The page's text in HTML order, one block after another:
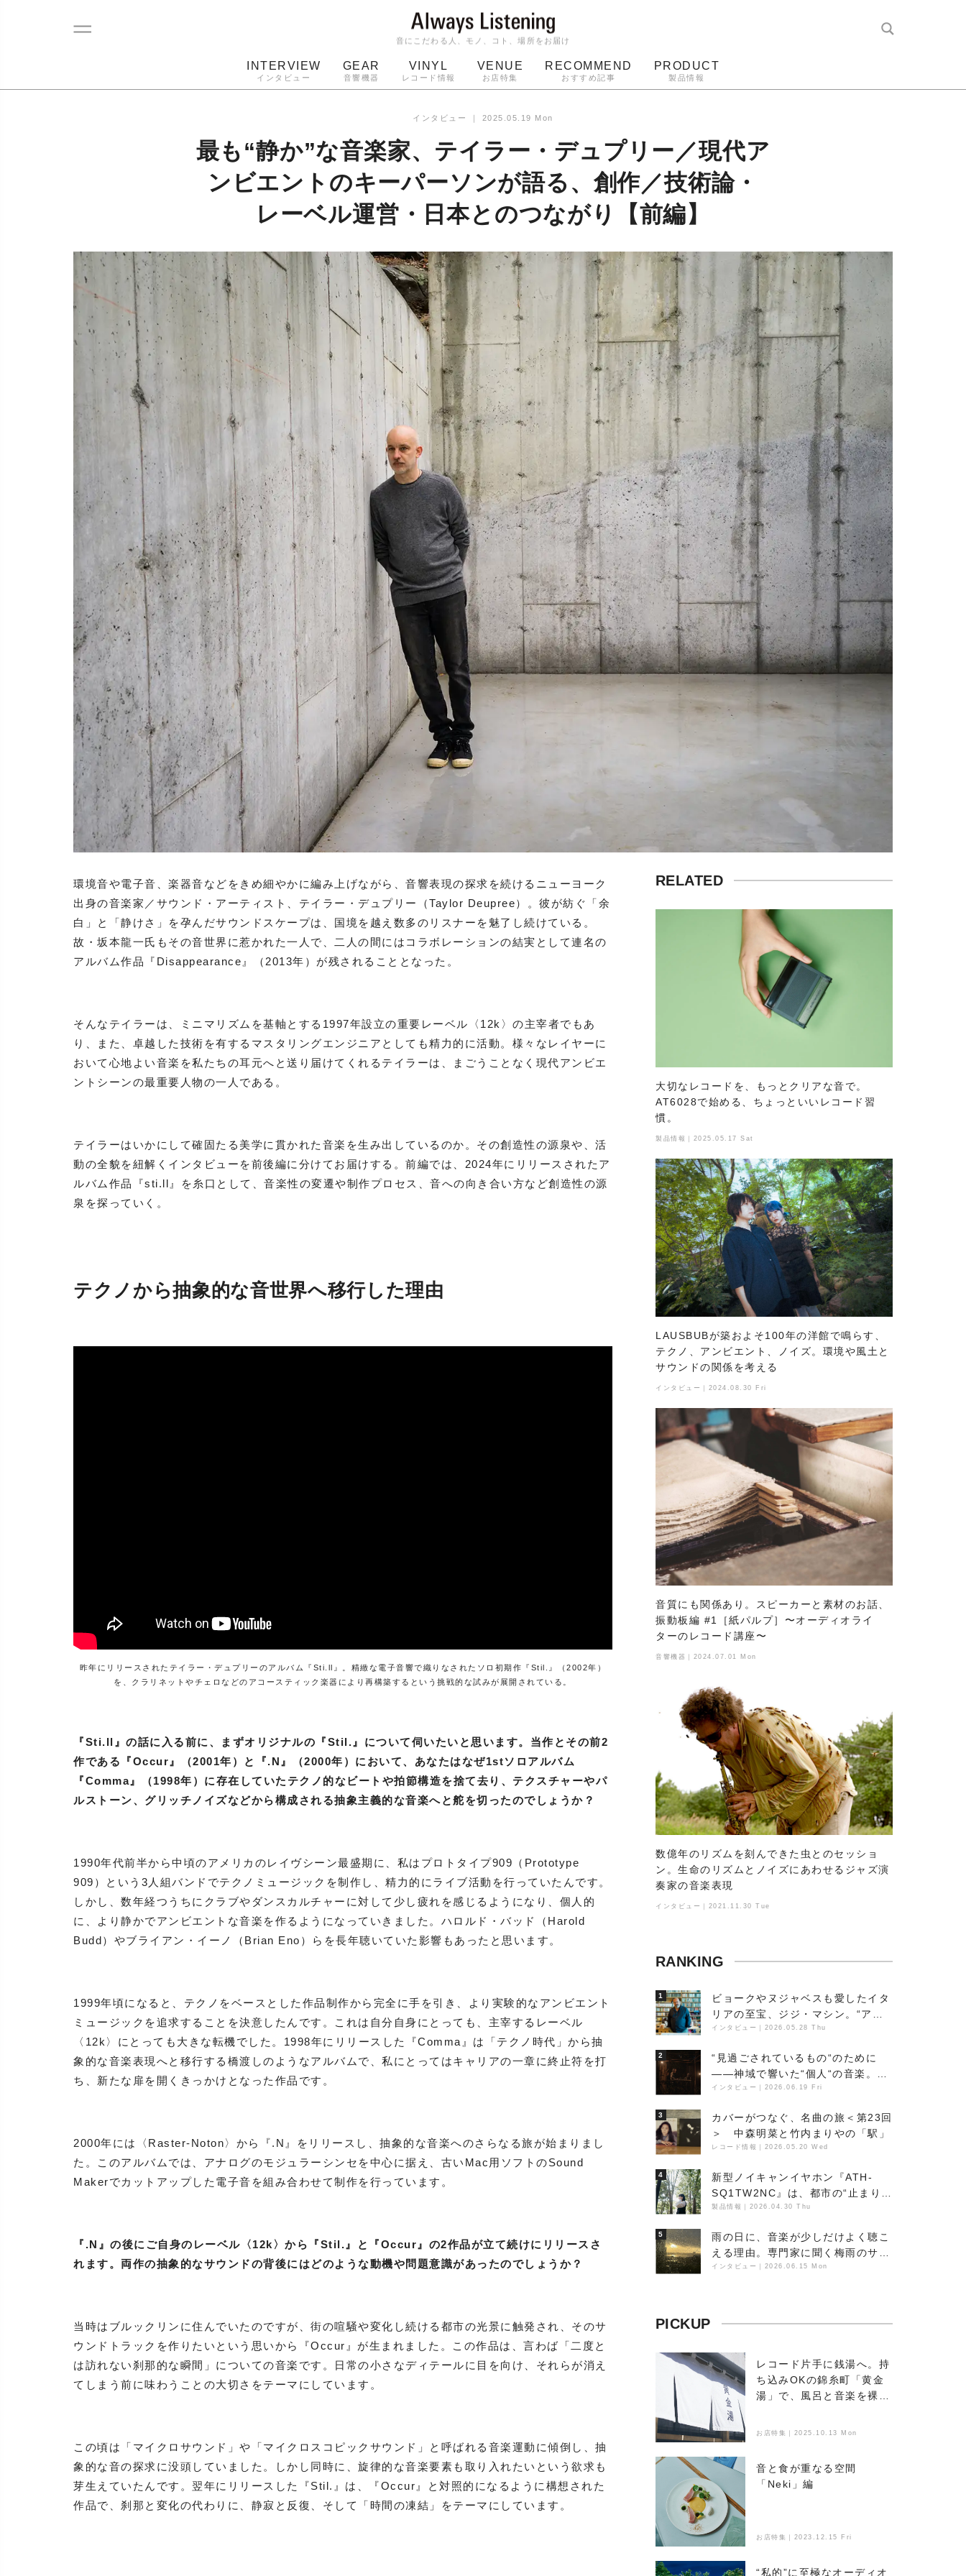
音にこだわる人、モノ、コト、場所をお届け
INTERVIEW
インタビュー
GEAR
音響機器
VINYL
レコード情報
VENUE
お店特集
RECOMMEND
おすすめ記事
PRODUCT
製品情報
ターンテーブル
インタビュー ｜ 2025.05.19 Mon
最も“静か”な音楽家、テイラー・デュプリー／現代ア
ンビエントのキーパーソンが語る、創作／技術論・
レーベル運営・日本とのつながり【前編】
環境音や電子音、楽器音などをきめ細やかに編み上げながら、音響表現の探求を続けるニューヨーク
出身の音楽家／サウンド・アーティスト、テイラー・デュプリー（Taylor Deupree）。彼が紡ぐ「余
白」と「静けさ」を孕んだサウンドスケープは、国境を越え数多のリスナーを魅了し続けている。
故・坂本龍一氏もその音世界に惹かれた一人で、二人の間にはコラボレーションの結実として連名の
アルバム作品『Disappearance』（2013年）が残されることとなった。
そんなテイラーは、ミニマリズムを基軸とする1997年設立の重要レーベル〈12k〉の主宰者でもあ
り、また、卓越した技術を有するマスタリングエンジニアとしても精力的に活動。様々なレイヤーに
おいて心地よい音楽を私たちの耳元へと送り届けてくれるテイラーは、まごうことなく現代アンビエ
ントシーンの最重要人物の一人である。
テイラーはいかにして確固たる美学に貫かれた音楽を生み出しているのか。その創造性の源泉や、活
動の全貌を紐解くインタビューを前後編に分けてお届けする。前編では、2024年にリリースされたア
ルバム作品『sti.ll』を糸口として、音楽性の変遷や制作プロセス、音への向き合い方など創造性の源
泉を探っていく。
テクノから抽象的な音世界へ移行した理由
昨年にリリースされたテイラー・デュプリーのアルバム『Sti.ll』。精緻な電子音響で織りなされたソロ初期作『Stil.』（2002年）
を、クラリネットやチェロなどのアコースティック楽器により再構築するという挑戦的な試みが展開されている。
『Sti.ll』の話に入る前に、まずオリジナルの『Stil.』について伺いたいと思います。当作とその前2
作である『Occur』（2001年）と『.N』（2000年）において、あなたはなぜ1stソロアルバム
『Comma』（1998年）に存在していたテクノ的なビートや拍節構造を捨て去り、テクスチャーやパ
ルストーン、グリッチノイズなどから構成される抽象主義的な音楽へと舵を切ったのでしょうか？
1990年代前半から中頃のアメリカのレイヴシーン最盛期に、私はプロトタイプ909（Prototype
909）という3人組バンドでテクノミュージックを制作し、精力的にライブ活動を行っていたんです。
しかし、数年経つうちにクラブやダンスカルチャーに対して少し疲れを感じるようになり、個人的
に、より静かでアンビエントな音楽を作るようになっていきました。ハロルド・バッド（Harold
Budd）やブライアン・イーノ（Brian Eno）らを長年聴いていた影響もあったと思います。
1999年頃になると、テクノをベースとした作品制作から完全に手を引き、より実験的なアンビエント
ミュージックを追求することを決意したんです。これは自分自身にとっても、主宰するレーベル
〈12k〉にとっても大きな転機でした。1998年にリリースした『Comma』は「テクノ時代」から抽
象的な音楽表現へと移行する橋渡しのようなアルバムで、私にとってはキャリアの一章に終止符を打
ち、新たな扉を開くきっかけとなった作品です。
2000年には〈Raster-Noton〉から『.N』をリリースし、抽象的な音楽へのさらなる旅が始まりまし
た。このアルバムでは、アナログのモジュラーシンセを中心に据え、古いMac用ソフトのSound
Makerでカットアップした電子音を組み合わせて制作を行っています。
『.N』の後にご自身のレーベル〈12k〉から『Stil.』と『Occur』の2作品が立て続けにリリースさ
れます。両作の抽象的なサウンドの背後にはどのような動機や問題意識があったのでしょうか？
当時はブルックリンに住んでいたのですが、街の喧騒や変化し続ける都市の光景に触発され、そのサ
ウンドトラックを作りたいという思いから『Occur』が生まれました。この作品は、言わば「二度と
は訪れない刹那的な瞬間」についての音楽です。日常の小さなディテールに目を向け、それらが消え
てしまう前に味わうことの大切さをテーマにしています。
この頃は「マイクロサウンド」や「マイクロスコピックサウンド」と呼ばれる音楽運動に傾倒し、抽
象的な音の探求に没頭していました。しかし同時に、旋律的な音楽要素も取り入れたいという欲求も
芽生えていたんです。翌年にリリースした『Stil.』は、『Occur』と対照的になるように構想された
作品で、刹那と変化の代わりに、静寂と反復、そして「時間の凍結」をテーマにしています。
RELATED
大切なレコードを、もっとクリアな音で。
AT6028で始める、ちょっといいレコード習
慣。
製品情報｜2025.05.17 Sat
LAUSBUBが築およそ100年の洋館で鳴らす、
テクノ、アンビエント、ノイズ。環境や風土と
サウンドの関係を考える
インタビュー｜2024.08.30 Fri
音質にも関係あり。スピーカーと素材のお話、
振動板編 #1［紙パルプ］〜オーディオライ
ターのレコード講座〜
音響機器｜2024.07.01 Mon
数億年のリズムを刻んできた虫とのセッショ
ン。生命のリズムとノイズにあわせるジャズ演
奏家の音楽表現
インタビュー｜2021.11.30 Tue
RANKING
1
ビョークやヌジャベスも愛したイタ
リアの至宝、ジジ・マシン。“アン
ビエントの巨匠”が明かす創作の原
景
インタビュー 2026.05.28 Thu
2
“見過ごされているもの“のために
――神域で響いた“個人“の音楽。冥
丁の『赤城 夜神楽』をレポート
インタビュー 2026.06.19 Fri
3
カバーがつなぐ、名曲の旅＜第23回
＞ 中森明菜と竹内まりやの「駅」
レコード情報 2026.05.20 Wed
4
新型ノイキャンイヤホン『ATH-
SQ1TW2NC』は、都市の“止まり
木”になり得るーシンガーソングラ
製品情報 2026.04.30 Thu
5
雨の日に、音楽が少しだけよく聴こ
える理由。専門家に聞く梅雨のサウ
ンドスケープ
インタビュー 2026.06.15 Mon
PICKUP
レコード片手に銭湯へ。持
ち込みOKの錦糸町「黄金
湯」で、風呂と音楽を裸で
お店特集｜2025.10.13 Mon
音と食が重なる空間
「Neki」編
お店特集｜2023.12.15 Fri
“私的”に至極なオーディオ